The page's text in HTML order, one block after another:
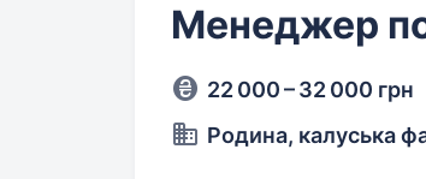
Менеджер по
22 000 – 32 000 грн
Родина, калуська